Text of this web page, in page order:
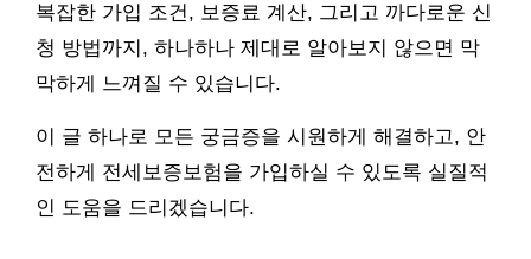
복잡한 가입 조건, 보증료 계산, 그리고 까다로운 신
청 방법까지, 하나하나 제대로 알아보지 않으면 막
막하게 느껴질 수 있습니다.
이 글 하나로 모든 궁금증을 시원하게 해결하고, 안
전하게 전세보증보험을 가입하실 수 있도록 실질적
인 도움을 드리겠습니다.